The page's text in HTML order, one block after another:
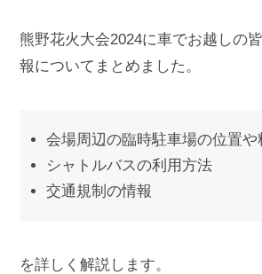
熊野花火大会2024に車でお越しの
報についてまとめました。
会場周辺の臨時駐車場の位置や
シャトルバスの利用方法
交通規制の情報
を詳しく解説します。